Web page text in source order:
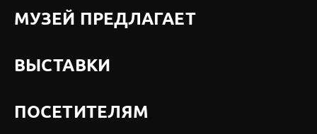
МУЗЕЙ ПРЕДЛАГАЕТ
ВЫСТАВКИ
ПОСЕТИТЕЛЯМ